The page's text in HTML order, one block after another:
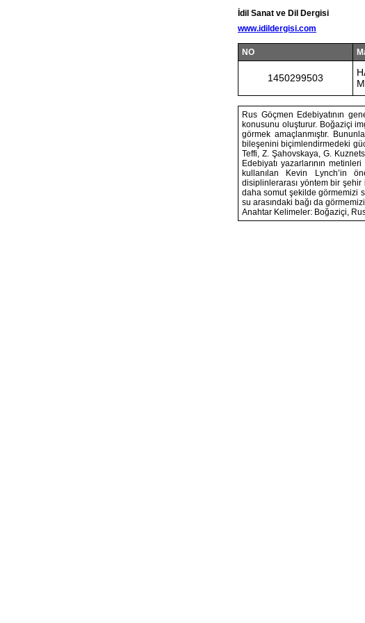
İdil Sanat ve Dil Dergisi
www.idildergisi.com
NO
1450299503
Rus Göçmen Edebiyatının
konusunu oluşturur. Boğaziçi
görmek amaçlanmıştır.
bileşenini biçimlendirmedeki
Teffi, Z. Şahovskaya, G.
Edebiyatı yazarlarının
kullanılan Kevin Lynch’in
disiplinlerarası yöntem bir
daha somut şekilde görmemizi
su arasındaki bağı da görmemizi
Anahtar Kelimeler: Boğaziçi,